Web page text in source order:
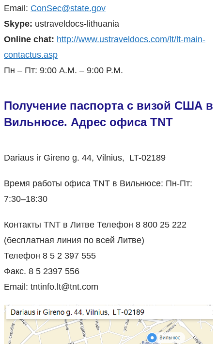
Email: ConSec@state.gov
Skype: ustraveldocs-lithuania
Online chat: http://www.ustraveldocs.com/lt/lt-main-
contactus.asp
Пн – Пт: 9:00 A.M. – 9:00 P.M.
Получение паспорта с визой США в
Вильнюсе. Адрес офиса TNT
Dariaus ir Gireno g. 44, Vilnius, LT-02189
Время работы офиса TNT в Вильнюсе: Пн-Пт:
7:30–18:30
Контакты TNT в Литве Телефон 8 800 25 222
(бесплатная линия по всей Литве)
Телефон 8 5 2 397 555
Факс. 8 5 2397 556
Email: tntinfo.lt@tnt.com